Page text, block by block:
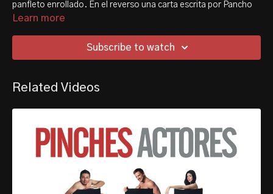
panfleto enrollado. En el reverso una carta escrita por Pancho
Villa. Un importante secreto de Villa está a punto de ser
about to be deciphered.
Learn more
Subscribe to watch
Related Videos